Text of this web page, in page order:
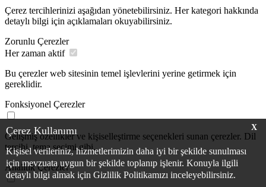
X
Çerez Kullanımı
Kişisel verileriniz, hizmetlerimizin daha iyi bir şekilde sunulması
için mevzuata uygun bir şekilde toplanıp işlenir. Konuyla ilgili
detaylı bilgi almak için Gizlilik Politikamızı inceleyebilirsiniz.
Çerez tercihlerinizi aşağıdan yönetebilirsiniz. Her kategori hakkında
detaylı bilgi için açıklamaları okuyabilirsiniz.
Zorunlu Çerezler
Her zaman aktif
Bu çerezler web sitesinin temel işlevlerini yerine getirmek için
gereklidir.
Fonksiyonel Çerezler
Gelişmiş özellikler ve kişiselleştirme seçenekleri sunan çerezler. Dil
tercihi, tema seçimi gibi.
Analitik Çerezler